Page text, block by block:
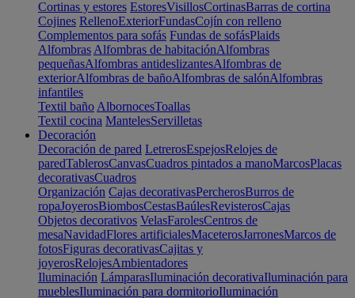
Cortinas y estores EstoresVisillosCortinasBarras de cortina
Cojines RellenoExteriorFundasCojín con relleno
Complementos para sofás Fundas de sofásPlaids
Alfombras Alfombras de habitaciónAlfombras
pequeñasAlfombras antideslizantesAlfombras de
exteriorAlfombras de bañoAlfombras de salónAlfombras
infantiles
Textil baño AlbornocesToallas
Textil cocina MantelesServilletas
Decoración
Decoración de pared LetrerosEspejosRelojes de
paredTablerosCanvasCuadros pintados a manoMarcosPlacas
decorativasCuadros
Organización Cajas decorativasPercherosBurros de
ropaJoyerosBiombosCestasBaúlesRevisterosCajas
Objetos decorativos VelasFarolesCentros de
mesaNavidadFlores artificialesMaceterosJarronesMarcos de
fotosFiguras decorativasCajitas y
joyerosRelojesAmbientadores
Iluminación LámparasIluminación decorativaIluminación para
mueblesIluminación para dormitorioIluminación